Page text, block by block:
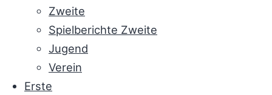
Zweite
Spielberichte Zweite
Jugend
Verein
Erste